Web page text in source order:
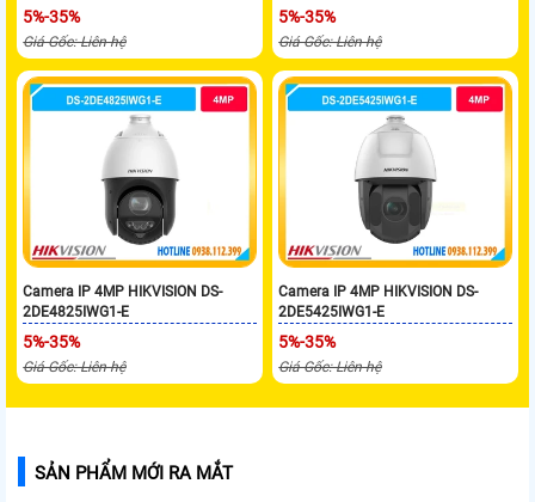
5%-35%
Giá Gốc: Liên hệ
5%-35%
Giá Gốc: Liên hệ
Camera IP 4MP HIKVISION DS-
2DE4825IWG1-E
5%-35%
Giá Gốc: Liên hệ
Camera IP 4MP HIKVISION DS-
2DE5425IWG1-E
5%-35%
Giá Gốc: Liên hệ
SẢN PHẨM MỚI RA MẮT